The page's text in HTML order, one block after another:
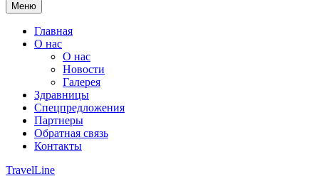
Меню
Главная
О нас
О нас
Новости
Галерея
Здравницы
Спецпредложения
Партнеры
Обратная связь
Контакты
TravelLine